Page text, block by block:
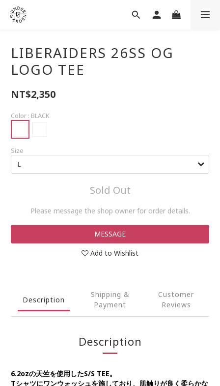
LIBERAIDERS 26SS OG
LOGO TEE
NT$2,350
Color : BLACK
Size
Sold Out
Please message the shop owner for order details.
MESSAGE
Add to Wishlist
Description
Shipping &
Payment
Customer
Reviews
Description
6.2ozの天竺を使用したS/S TEE。
Tシャツにワンウォッシュを施しており、肌触りが良く柔らかな